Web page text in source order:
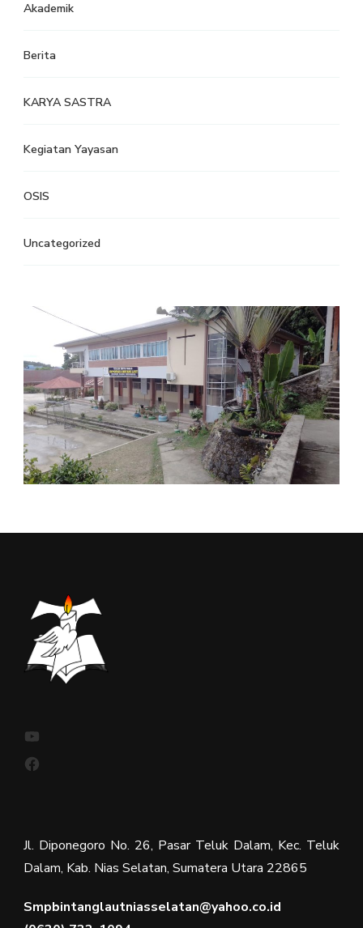
Akademik
Berita
KARYA SASTRA
Kegiatan Yayasan
OSIS
Uncategorized
Jl. Diponegoro No. 26, Pasar Teluk Dalam, Kec. Teluk
Dalam, Kab. Nias Selatan, Sumatera Utara 22865
Smpbintanglautniasselatan@yahoo.co.id